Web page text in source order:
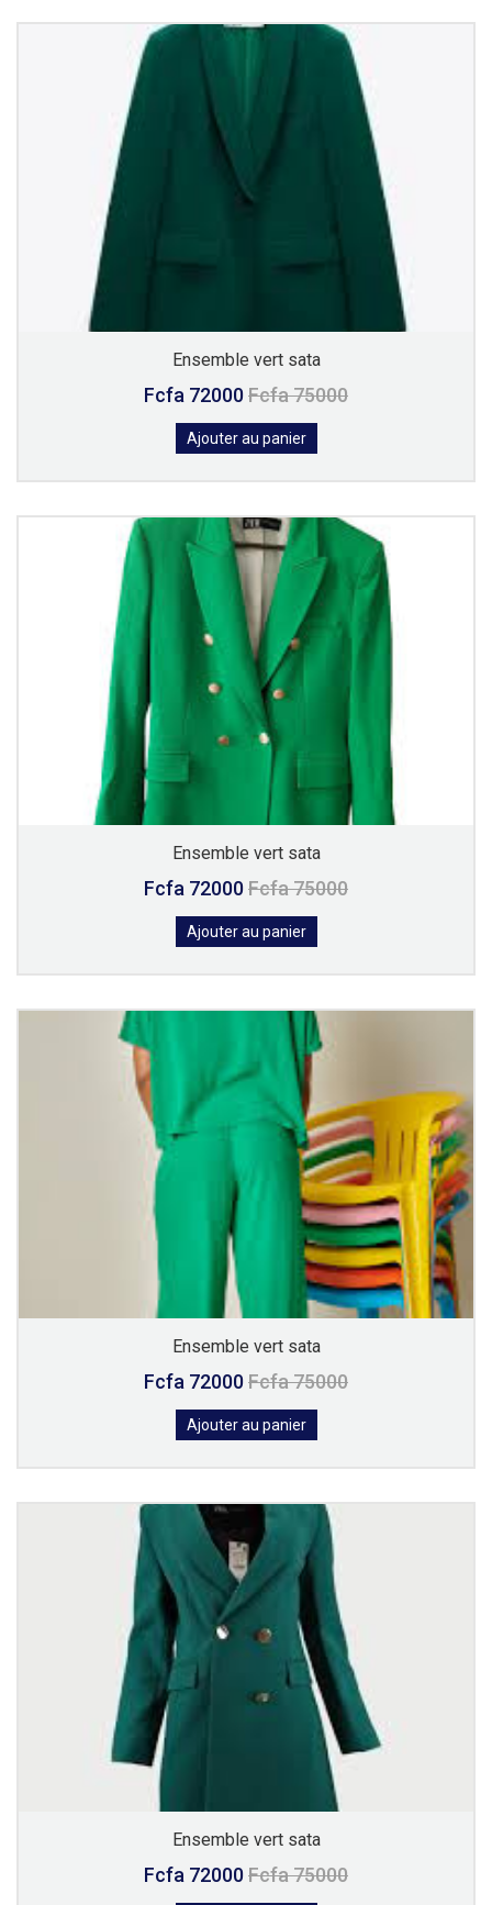
Ensemble vert sata
Fcfa 72000Fcfa 75000
Ajouter au panier
Ensemble vert sata
Fcfa 72000Fcfa 75000
Ajouter au panier
Ensemble vert sata
Fcfa 72000Fcfa 75000
Ajouter au panier
Ensemble vert sata
Fcfa 72000Fcfa 75000